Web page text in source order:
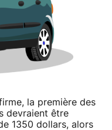
la première des
devraient être
1350 dollars, alors